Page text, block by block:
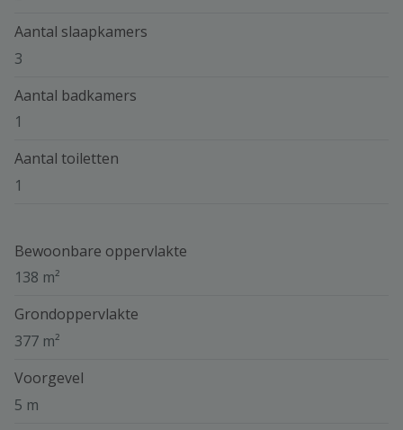
Aantal slaapkamers
3
Aantal badkamers
1
Aantal toiletten
1
Bewoonbare oppervlakte
138 m²
Grondoppervlakte
377 m²
Voorgevel
5 m